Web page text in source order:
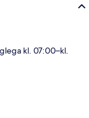
kl. 07:00–kl.